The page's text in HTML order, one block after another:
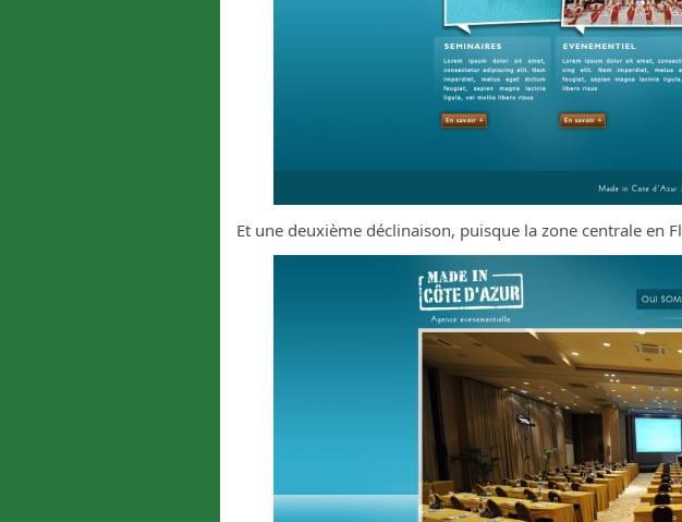
Et une deuxième déclinaison, puisque la zone centrale en